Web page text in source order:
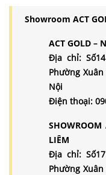
Showroom ACT
ACT GOLD –
Địa chỉ:
Phường
Nội
Điện thoại:
LIÊM
Địa chỉ:
Phường